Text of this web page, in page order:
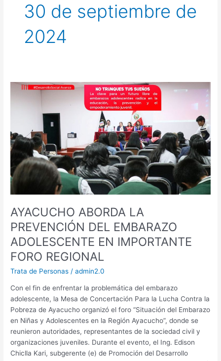
30 de septiembre de
2024
AYACUCHO ABORDA LA
PREVENCIÓN DEL EMBARAZO
ADOLESCENTE EN IMPORTANTE
FORO REGIONAL
Trata de Personas /admin2.0
Con el fin de enfrentar la problemática del embarazo
adolescente, la Mesa de Concertación Para la Lucha Contra la
Pobreza de Ayacucho organizó el foro “Situación del Embarazo
en Niñas y Adolescentes en la Región Ayacucho”, donde se
reunieron autoridades, representantes de la sociedad civil y
organizaciones juveniles. Durante el evento, el Ing. Edison
Chiclla Kari, subgerente (e) de Promoción del Desarrollo
AYACUCHO
PREVENCIÓN
DEL
EMBARAZO
ADOLESCENTE
EN
IMPORTANTE
FORO
REGIONAL